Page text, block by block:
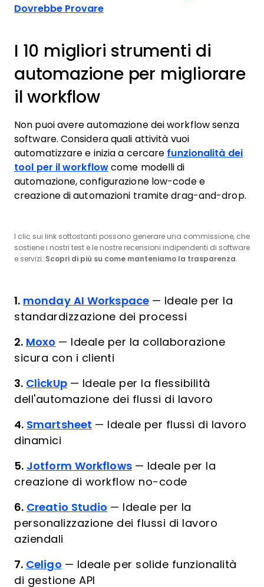
Dovrebbe Provare
I 10 migliori strumenti di
automazione per migliorare
il workflow
Non puoi avere automazione dei workflow senza
software. Considera quali attività vuoi
automatizzare e inizia a cercare funzionalità dei
tool per il workflow come modelli di
automazione, configurazione low-code e
creazione di automazioni tramite drag-and-drop.
I clic sui link sottostanti possono generare una commissione, che
sostiene i nostri test e le nostre recensioni indipendenti di software
e servizi. Scopri di più su come manteniamo la trasparenza.
1. monday AI Workspace — Ideale per la
standardizzazione dei processi
2. Moxo —
Ideale per la collaborazione
sicura con i clienti
3. ClickUp — Ideale per la flessibilità
dell'automazione dei flussi di lavoro
4. Smartsheet —
Ideale per flussi di lavoro
dinamici
5. Jotform Workflows — Ideale per la
creazione di workflow no-code
6. Creatio Studio —
Ideale per la
personalizzazione dei flussi di lavoro
aziendali
7. Celigo — Ideale per solide funzionalità
di gestione API